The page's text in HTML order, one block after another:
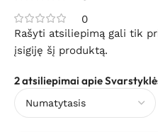
0
2 atsiliepimai apie
Rašyti atsiliepimą gali tik
įsigiję šį produktą.